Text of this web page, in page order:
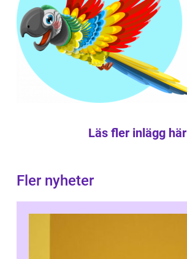
Läs fler inlägg här
Fler nyheter